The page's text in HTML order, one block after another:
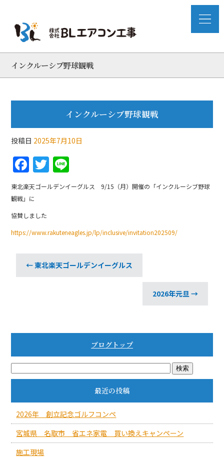
インクルーシブ野球観戦
インクルーシブ野球観戦
投稿日 2025年7月10日
F
a
c
e
b
o
k
T
w
itt
n
e
東北楽天ゴールデンイーグルス 9/15（月）開催の「インクルーシブ野球
観戦」に
協賛しました
https://www.rakuteneagles.jp/lp/inclusive/invitation202509/
←東北楽天ゴールデンイーグルス
2026年元旦→
ブログトップ
最近の投稿
2026年 創立記念ゴルフコンペ
宮城県 名取市 省エネ家電 買い換えキャンペーン
施工現場